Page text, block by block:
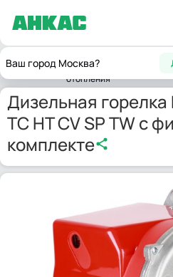
Ваш город Москва?
Главнаякотлов
отопления
Дизельная горелка
TC HT CV SP TW с
комплекте